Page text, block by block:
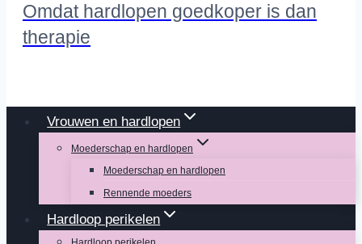
Omdat hardlopen goedkoper is dan
therapie
Vrouwen en hardlopen
Moederschap en hardlopen
Moederschap en hardlopen
Rennende moeders
Hardloop perikelen